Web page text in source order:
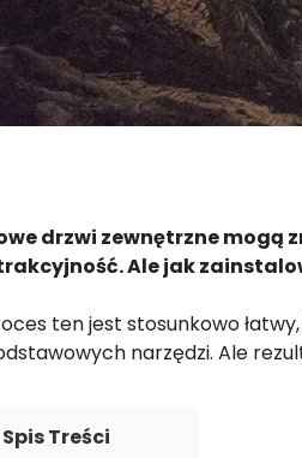
drzwi zewnętrzne mogą
Ale jak
ten jest stosunkowo
narzędzi. Ale
Spis Treści